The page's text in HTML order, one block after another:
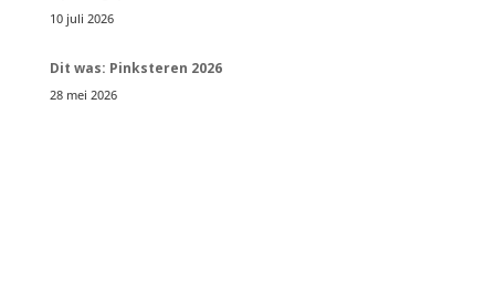
10 juli 2026
Dit was: Pinksteren 2026
28 mei 2026